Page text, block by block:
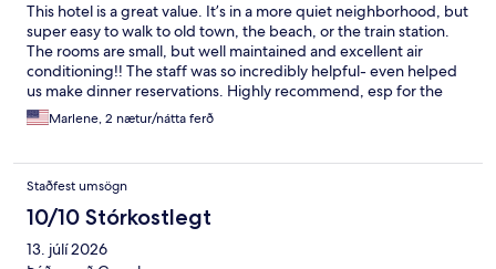
This hotel is a great value. It’s in a more quiet neighborhood, but
super easy to walk to old town, the beach, or the train station.
The rooms are small, but well maintained and excellent air
conditioning!! The staff was so incredibly helpful- even helped
us make dinner reservations. Highly recommend, esp for the
price.Marlene, 2 nætur/nátta ferð
Staðfest umsögn
10/10 Stórkostlegt
13. júlí 2026